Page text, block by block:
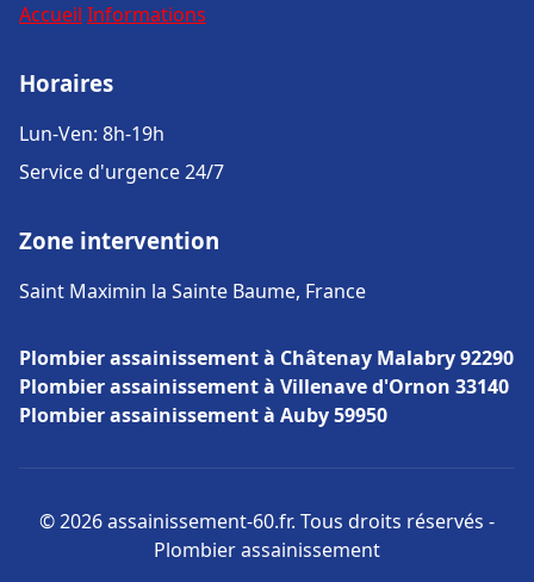
Accueil Informations
Horaires
Lun-Ven: 8h-19h
Service d'urgence 24/7
Zone intervention
Saint Maximin la Sainte Baume, France
Plombier assainissement à Châtenay Malabry 92290
Plombier assainissement à Villenave d'Ornon 33140
Plombier assainissement à Auby 59950
© 2026 assainissement-60.fr. Tous droits réservés -
Plombier assainissement